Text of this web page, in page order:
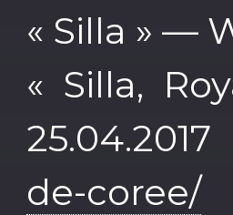
« Silla » —
« Silla,
25.04.2017
de-coree/